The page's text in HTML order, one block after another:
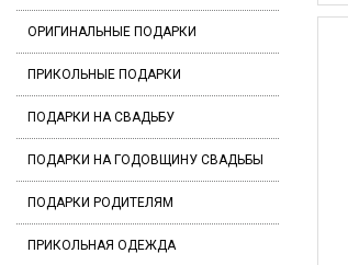
ОРИГИНАЛЬНЫЕ ПОДАРКИ
ПРИКОЛЬНЫЕ ПОДАРКИ
ПОДАРКИ НА СВАДЬБУ
ПОДАРКИ НА ГОДОВЩИНУ СВАДЬБЫ
ПОДАРКИ РОДИТЕЛЯМ
ПРИКОЛЬНАЯ ОДЕЖДА